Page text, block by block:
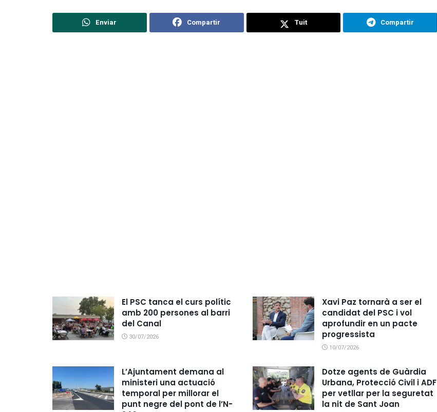
Enviar Compartir Tuit Compartir
El PSC tanca el curs polític
amb 200 persones al barri
del Canal
30/07/2026
Xavi Paz tornarà a ser el
candidat del PSC i vol
aprofundir en un pacte
progressista
10/07/2026
L’Ajuntament demana al
ministeri una actuació
temporal per millorar el
punt negre del pont de l’N-
Dotze agents de Guàrdia
Urbana, Protecció Civil i ADF
per vetllar per la seguretat
la nit de Sant Joan